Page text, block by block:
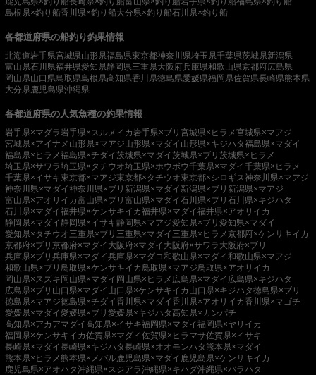
島根県×釣り船香川県×釣り船大分県×釣り船石川県×釣り船
各都道府県の船釣り釣果情報
北海道岩手県宮城県山形県福島県東京都神奈川県埼玉県千葉県茨城県新潟県
富山県石川県福井県愛知県静岡県三重県大阪府兵庫県和歌山県京都府広島県
岡山県山口県鳥取県島根県高知県香川県徳島県愛媛県福岡県佐賀県長崎県熊本県
大分県鹿児島県沖縄県
各都道府県の人気魚種の釣果情報
岩手県×マダラ岩手県×スルメイカ岩手県×ブリ 宮城県×ヒラメ宮城県×マアジ
宮城県×アイナメ 山形県×マアジ山形県×マダイ 山形県×キジハタ福島県×マダイ
福島県×ヒラメ福島県×チダイ茨城県×マダイ茨城県×ブリ 茨城県×ヒラメ
埼玉県×サワラ埼玉県×タチウオ埼玉県×ホウボウ千葉県×マダイ千葉県×ヒラメ
千葉県×イサキ東京都×マアジ東京都×タチウオ東京都×シロギス神奈川県×マアジ
神奈川県×マダイ神奈川県×ブリ 新潟県×マダイ 新潟県×ブリ 新潟県×マアジ
富山県×アオリイカ富山県×ブリ 富山県×マダイ石川県×ブリ 石川県×キジハタ
石川県×マダイ福井県×ケンサキイカ福井県×マダイ福井県×アオリイカ
静岡県×マダイ 静岡県×イサキ静岡県×マアジ愛知県×ブリ 愛知県×マダイ
愛知県×タチウオ三重県×ブリ 三重県×マダイ 三重県×ヒラメ京都府×ケンサキイカ
京都府×ブリ 京都府×マダイ 大阪府×マダイ 大阪府×サワラ 大阪府×ブリ
兵庫県×ブリ 兵庫県×マダイ兵庫県×マダコ和歌山県×マダイ和歌山県×マアジ
和歌山県×ブリ 鳥取県×ケンサキイカ鳥取県×マアジ鳥取県×アオリイカ
岡山県×スズキ 岡山県×マダイ 岡山県×ヒラメ 広島県×マダイ 広島県×キジハタ
広島県×ブリ 山口県×マダイ 山口県×ケンサキイカ 山口県×キジハタ徳島県×ブリ
徳島県×マアジ徳島県×チダイ香川県×マダイ香川県×アオリイカ香川県×マゴチ
愛媛県×マダイ愛媛県×ブリ 愛媛県×キジハタ高知県×カンパチ
高知県×アカアマダイ高知県×イサキ福岡県×マダイ福岡県×ヤリイカ
福岡県×ケンサキイカ佐賀県×マダイ佐賀県×ヒラマサ佐賀県×イサキ
長崎県×マダイ長崎県×キジハタ長崎県×オオモンハタ 熊本県×マダイ
熊本県×ヒラメ 熊本県×メバル鹿児島県×マダイ 鹿児島県×ケンサキイカ
鹿児島県×アオハタ沖縄県×スジアラ沖縄県×キハダ沖縄県×バラハタ